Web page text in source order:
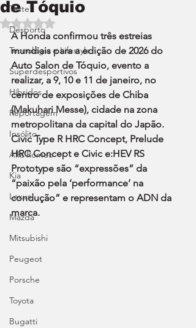
Teste
Desporto
Tecnologia e Lifestyle
Superdesportivos
Híbridos
Reportagem
Insólito
Alfa Romeo
Kia
Lexus
Mazda
Mitsubishi
Peugeot
Porsche
Toyota
Bugatti
de Tóquio
Avaliado com NaN de 5 estrelas.
A Honda confirmou três estreias
mundiais para a edição de 2026 do
Auto Salon de Tóquio, evento a
realizar, a 9, 10 e 11 de janeiro, no
centro de exposições de Chiba
(Makuhari Messe), cidade na zona
metropolitana da capital do Japão.
Civic Type R HRC Concept, Prelude
HRC Concept e Civic e:HEV RS
Prototype são “expressões” da
“paixão pela ‘performance’ na
condução” e representam o ADN da
marca.